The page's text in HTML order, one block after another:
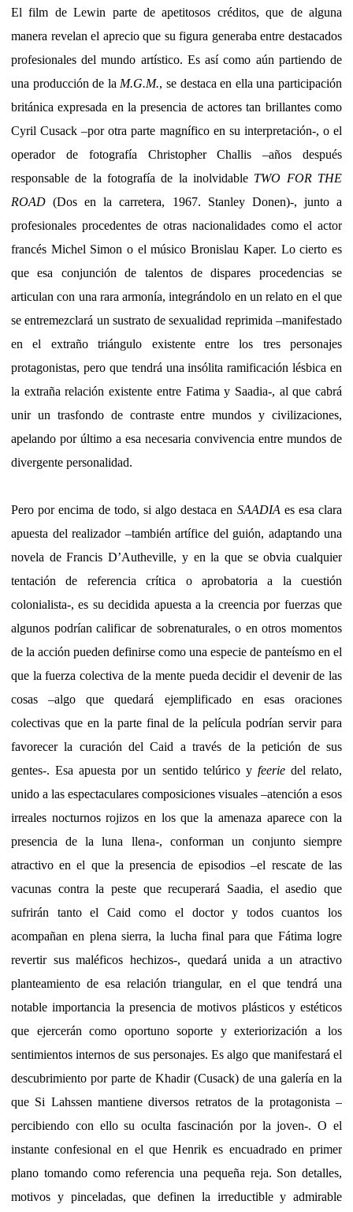
El film de Lewin parte de apetitosos créditos, que de alguna
manera revelan el aprecio que su figura generaba entre destacados
profesionales del mundo artístico. Es así como aún partiendo de
una producción de la M.G.M., se destaca en ella una participación
británica expresada en la presencia de actores tan brillantes como
Cyril Cusack –por otra parte magnífico en su interpretación-, o el
operador de fotografía Christopher Challis –años después
responsable de la fotografía de la inolvidable TWO FOR THE
ROAD (Dos en la carretera, 1967. Stanley Donen)-, junto a
profesionales procedentes de otras nacionalidades como el actor
francés Michel Simon o el músico Bronislau Kaper. Lo cierto es
que esa conjunción de talentos de dispares procedencias se
articulan con una rara armonía, integrándolo en un relato en el que
se entremezclará un sustrato de sexualidad reprimida –manifestado
en el extraño triángulo existente entre los tres personajes
protagonistas, pero que tendrá una insólita ramificación lésbica en
la extraña relación existente entre Fatima y Saadia-, al que cabrá
unir un trasfondo de contraste entre mundos y civilizaciones,
apelando por último a esa necesaria convivencia entre mundos de
divergente personalidad.
Pero por encima de todo, si algo destaca en SAADIA es esa clara
apuesta del realizador –también artífice del guión, adaptando una
novela de Francis D’Autheville, y en la que se obvia cualquier
tentación de referencia crítica o aprobatoria a la cuestión
colonialista-, es su decidida apuesta a la creencia por fuerzas que
algunos podrían calificar de sobrenaturales, o en otros momentos
de la acción pueden definirse como una especie de panteísmo en el
que la fuerza colectiva de la mente pueda decidir el devenir de las
cosas –algo que quedará ejemplificado en esas oraciones
colectivas que en la parte final de la película podrían servir para
favorecer la curación del Caid a través de la petición de sus
gentes-. Esa apuesta por un sentido telúrico y feeriedel relato,
unido a las espectaculares composiciones visuales –atención a esos
irreales nocturnos rojizos en los que la amenaza aparece con la
presencia de la luna llena-, conforman un conjunto siempre
atractivo en el que la presencia de episodios –el rescate de las
vacunas contra la peste que recuperará Saadia, el asedio que
sufrirán tanto el Caid como el doctor y todos cuantos los
acompañan en plena sierra, la lucha final para que Fátima logre
revertir sus maléficos hechizos-, quedará unida a un atractivo
planteamiento de esa relación triangular, en el que tendrá una
notable importancia la presencia de motivos plásticos y estéticos
que ejercerán como oportuno soporte y exteriorización a los
sentimientos internos de sus personajes. Es algo que manifestará el
descubrimiento por parte de Khadir (Cusack) de una galería en la
que Si Lahssen mantiene diversos retratos de la protagonista –
percibiendo con ello su oculta fascinación por la joven-. O el
instante confesional en el que Henrik es encuadrado en primer
plano tomando como referencia una pequeña reja. Son detalles,
motivos y pinceladas, que definen la irreductible y admirable